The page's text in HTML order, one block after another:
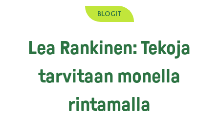
BLOGIT
Lea Rankinen: Tekoja
tarvitaan monella
rintamalla